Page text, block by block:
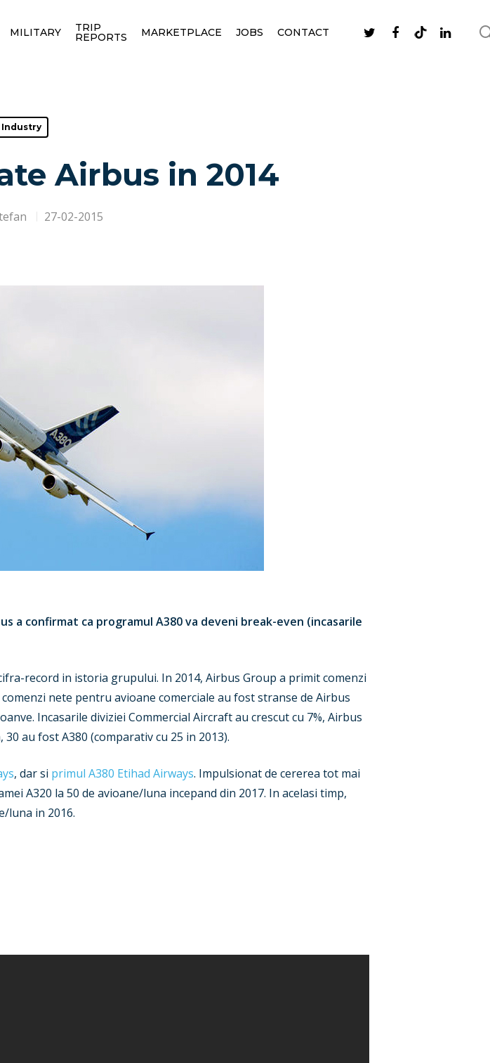
MILITARY TRIP
REPORTS MARKETPLACE JOBS CONTACT
Industry
Airbus in 2014
27-02-2015
confirmat ca programul A380 va deveni break-even (incasarile
record in istoria grupului. In 2014, Airbus Group a primit comenzi
nete pentru avioane comerciale au fost stranse de Airbus
Incasarile diviziei Commercial Aircraft au crescut cu 7%, Airbus
au fost A380 (comparativ cu 25 in 2013).
, dar si primul A380 Etihad Airways. Impulsionat de cererea tot mai
A320 la 50 de avioane/luna incepand din 2017. In acelasi timp,
luna in 2016.